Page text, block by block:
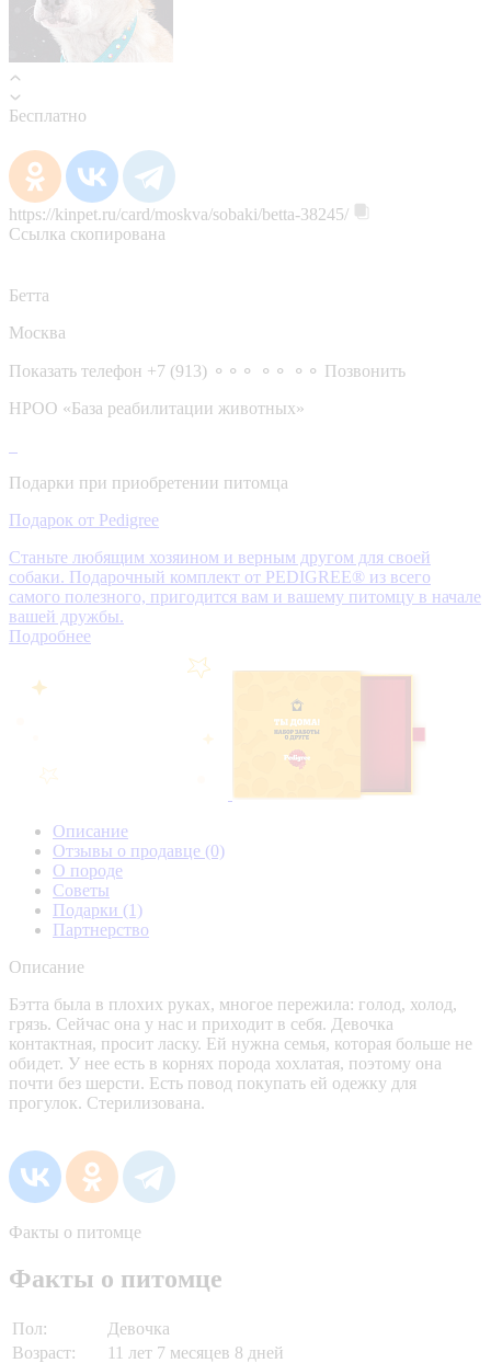
Бесплатно
https://kinpet.ru/card/moskva/sobaki/betta-38245/
Ссылка скопирована
Бетта
Москва
Показать телефон +7 (913) ⚬⚬⚬ ⚬⚬ ⚬⚬ Позвонить
НРОО «База реабилитации животных»
Подарки при приобретении питомца
Подарок от Pedigree
Станьте любящим хозяином и верным другом для своей
собаки. Подарочный комплект от PEDIGREE® из всего
самого полезного, пригодится вам и вашему питомцу в начале
вашей дружбы.
Подробнее
Описание
Отзывы о продавце (0)
О породе
Советы
Подарки (1)
Партнерство
Описание
Бэтта была в плохих руках, многое пережила: голод, холод,
грязь. Сейчас она у нас и приходит в себя. Девочка
контактная, просит ласку. Ей нужна семья, которая больше не
обидет. У нее есть в корнях порода хохлатая, поэтому она
почти без шерсти. Есть повод покупать ей одежку для
прогулок. Стерилизована.
Факты о питомце
Факты о питомце
Пол:
Девочка
Возраст:
11 лет 7 месяцев 8 дней